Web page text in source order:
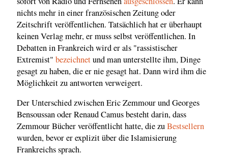
nichts mehr in einer französischen Zeitung oder
Zeitschrift veröffentlichen. Tatsächlich hat er überhaupt
keinen Verlag mehr, er muss selbst veröffentlichen. In
Debatten in Frankreich wird er als "rassistischer
Extremist" bezeichnetund man unterstellte ihm, Dinge
gesagt zu haben, die er nie gesagt hat. Dann wird ihm die
Möglichkeit zu antworten verweigert.
Der Unterschied zwischen Eric Zemmour und Georges
Bensoussan oder Renaud Camus besteht darin, dass
Zemmour Bücher veröffentlicht hatte, die zuBestsellern
wurden, bevor er explizit über die Islamisierung
Frankreichs sprach.